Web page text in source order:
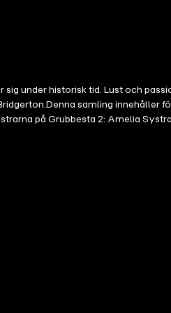
under historisk tid. Lust och
samling
på Grubbesta 2: Amelia